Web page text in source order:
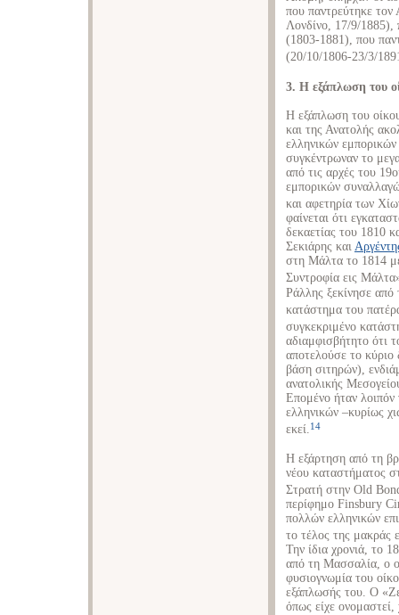
που παντρεύτηκε
Λονδίνο, 17/9/1885),
(1803-1881), που
(20/10/1806-23/3/
3. Η εξάπλωση του
Η εξάπλωση του
και της Ανατολής
ελληνικών
συγκέντρωναν το
από τις αρχές του
εμπορικών
και αφετηρία των
φαίνεται ότι
δεκαετίας του 1810
Σεκιάρης και
στη Μάλτα το 1814
Συντροφία εις
Ράλλης ξεκίνησε
κατάστημα του
συγκεκριμένο
αδιαμφισβήτητο ότι
αποτελούσε το κύριο
βάση σιτηρών),
ανατολικής
Επομένο ήταν
ελληνικών –κυρίως
εκεί.14
Η εξάρτηση από τη
νέου καταστήματος
Στρατή στην Old
περίφημο Finsbury
πολλών ελληνικών
το τέλος της μακράς
Την ίδια χρονιά, το
από τη Μασσαλία, ο
φυσιογνωμία του
εξάπλωσής του. Ο
όπως είχε